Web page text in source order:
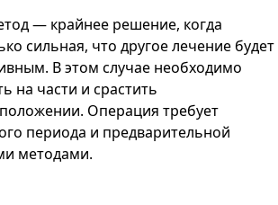
— крайнее решение, когда
сильная, что другое лечение будет
В этом случае необходимо
на части и срастить
Операция требует
периода и предварительной
методами.